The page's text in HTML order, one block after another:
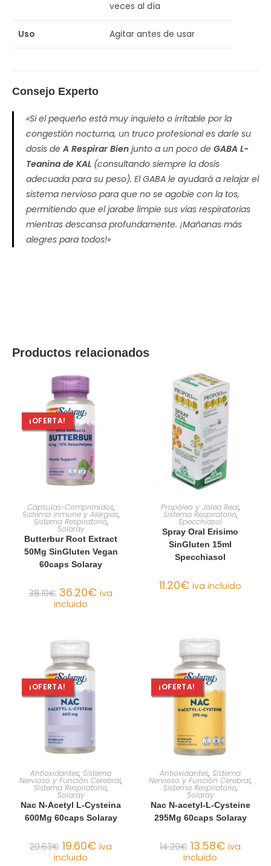
veces al día
Uso Agitar antes de usar
Consejo Experto
«Si el pequeño está muy inquieto o irritable por la
congestión nocturna, un truco profesional es darle su
dosis de A Respirar Bien junto a un poco de GABA L-
Teanina de KAL (consultando siempre la dosis
adecuada para su peso). El GABA le ayudará a relajar el
sistema nervioso para que no se agobie con la tos,
permitiendo que el jarabe limpie sus vías respiratorias
mientras descansa profundamente. ¡Mañanas más
alegres para todos!»
Productos relacionados
¡OFERTA!
AÑADIR AL CARRITO
Cápsulas-Comprimidos,
Sistema Inmune y Alergias,
Sistema Respiratorio,
Solaray
Butterbur Root Extract
50Mg SinGluten Vegan
60caps Solaray
38.10€ 36.20€ iva
incluido
AÑADIR AL CARRITO
Propóleo y Jalea Real,
Sistema Respiratorio,
Specchiasol
Spray Oral Erisimo
SinGluten 15ml
Specchiasol
11.20€ iva incluido
¡OFERTA!
AÑADIR AL CARRITO
Antioxidantes, Sistema
Nervioso y Función Cerebral,
Sistema Respiratorio,
Solaray
Nac N-Acetyl L-Cysteina
600Mg 60caps Solaray
20.63€ 19.60€ iva
incluido
¡OFERTA!
AÑADIR AL CARRITO
Antioxidantes, Sistema
Nervioso y Función Cerebral,
Sistema Respiratorio,
Solaray
Nac N-acetyl-L-Cysteine
295Mg 60caps Solaray
14.29€ 13.58€ iva
incluido